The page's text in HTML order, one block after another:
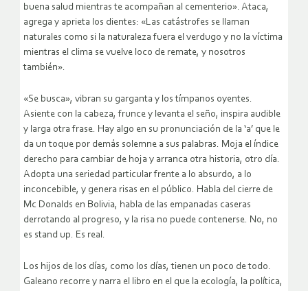
buena salud mientras te acompañan al cementerio». Ataca,
agrega y aprieta los dientes: «Las catástrofes se llaman
naturales como si la naturaleza fuera el verdugo y no la víctima
mientras el clima se vuelve loco de remate, y nosotros
también».
«Se busca», vibran su garganta y los tímpanos oyentes.
Asiente con la cabeza, frunce y levanta el seño, inspira audible
y larga otra frase. Hay algo en su pronunciación de la ‘a’ que le
da un toque por demás solemne a sus palabras. Moja el índice
derecho para cambiar de hoja y arranca otra historia, otro día.
Adopta una seriedad particular frente a lo absurdo, a lo
inconcebible, y genera risas en el público. Habla del cierre de
Mc Donalds en Bolivia, habla de las empanadas caseras
derrotando al progreso, y la risa no puede contenerse. No, no
es stand up. Es real.
Los hijos de los días, como los días, tienen un poco de todo.
Galeano recorre y narra el libro en el que la ecología, la política,